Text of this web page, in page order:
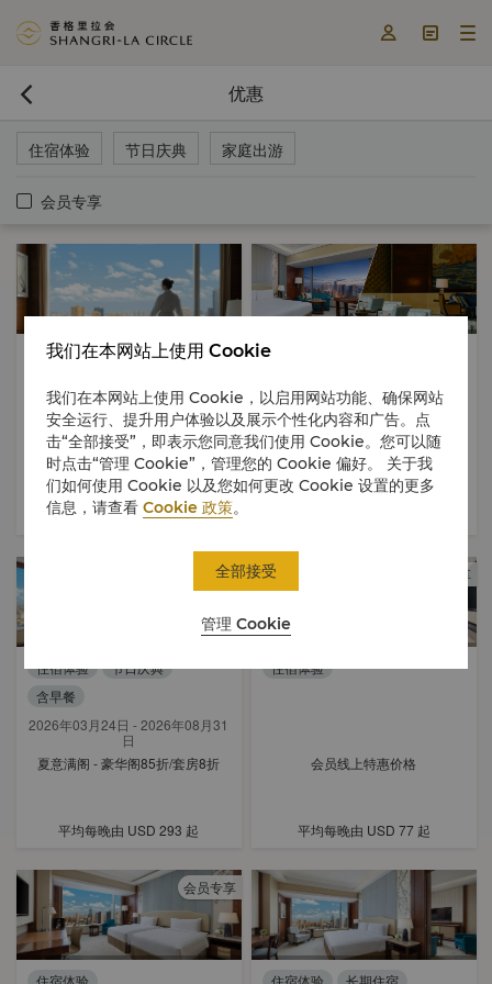
  
 优惠
住宿体验 节日庆典 家庭出游
会员专享
住宿体验 快闪优惠
2026年06月23日 - 2026年09月30
日
住宿+早餐优惠房价
平均每晚由USD 77起
住宿体验
2026年06月16日 - 2026年08月31
日
奇趣动物园下午茶夏季客房套餐
住宿体验
节日庆典
含早餐
2026年03月24日 - 2026年08月31
日
夏意满阁 - 豪华阁85折/套房8折
平均每晚由 USD 293 起
会员专享
住宿体验
会员线上特惠价格
平均每晚由 USD 77起
会员专享
住宿体验 住宿体验 长期住宿
我们在本网站上使用 Cookie
我们在本网站上使用 Cookie，以启用网站功能、确保网站
安全运行、提升用户体验以及展示个性化内容和广告。点
击“全部接受”，即表示您同意我们使用 Cookie。您可以随
时点击“管理 Cookie”，管理您的 Cookie 偏好。 关于我
们如何使用 Cookie 以及您如何更改 Cookie 设置的更多
信息，请查看Cookie 政策。
管理 Cookie
全部接受